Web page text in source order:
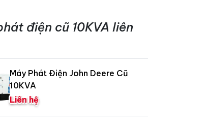
điện cũ 10KVA liên
Máy Phát Điện John Deere Cũ
10KVA
Liên hệ